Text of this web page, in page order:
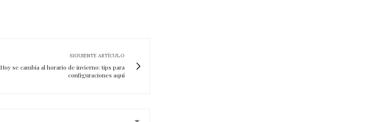
SIGUIENTE ARTÍCULO
Hoy se cambia al horario de invierno: tips para
configuraciones aquí